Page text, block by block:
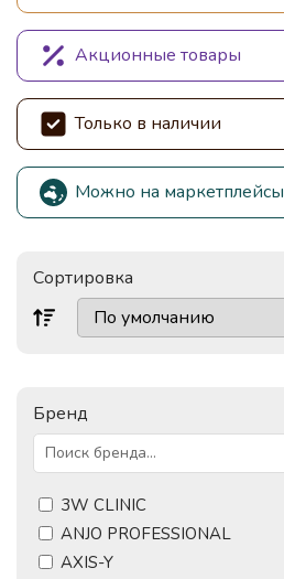
Акционные товары
Только в наличии
Можно на маркетплейсы
Сортировка
Бренд
3W CLINIC
ANJO PROFESSIONAL
AXIS-Y